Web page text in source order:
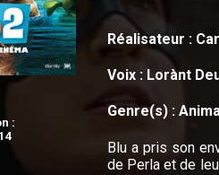
:
Réalisateur :
Voix : Lorànt
Genre(s) :
Blu a pris son
de Perla et de